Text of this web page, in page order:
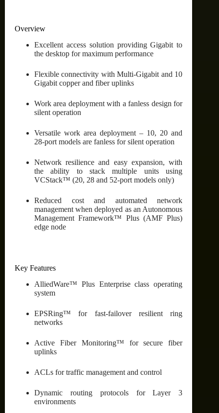
Overview
Excellent access solution providing Gigabit to
the desktop for maximum performance
Flexible connectivity with Multi-Gigabit and 10
Gigabit copper and fiber uplinks
Work area deployment with a fanless design for
silent operation
Versatile work area deployment – 10, 20 and
28-port models are fanless for silent operation
Network resilience and easy expansion, with
the ability to stack multiple units using
VCStack™ (20, 28 and 52-port models only)
Reduced cost and automated network
management when deployed as an Autonomous
Management Framework™ Plus (AMF Plus)
edge node
Key Features
AlliedWare™ Plus Enterprise class operating
system
EPSRing™ for fast-failover resilient ring
networks
Active Fiber Monitoring™ for secure fiber
uplinks
ACLs for traffic management and control
Dynamic routing protocols for Layer 3
environments